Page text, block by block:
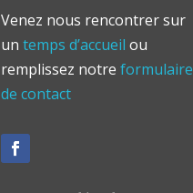
Venez nous rencontrer sur
untemps d’accueil ou
remplissez notreformulaire
de contact